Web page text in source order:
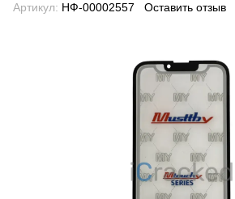
Артикул: НФ-00002557 Оставить отзыв